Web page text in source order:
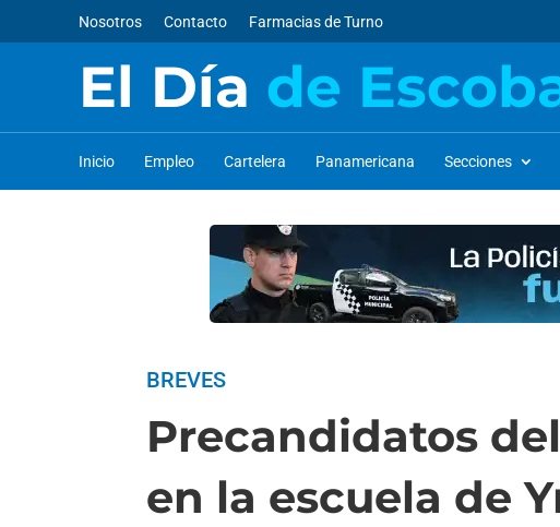
Nosotros Contacto Farmacias de Turno
El Día de
Inicio Empleo Cartelera Panamericana Secciones
BREVES
Precandidatos
en la escuela de